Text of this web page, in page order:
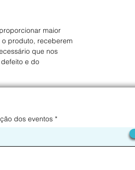
maior
produto, receberem
que nos
e do
dos eventos